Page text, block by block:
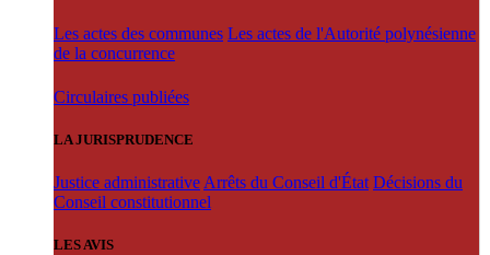
Les actes des communes Les actes de l'Autorité polynésienne
de la concurrence
Circulaires publiées
LA JURISPRUDENCE
Justice administrative Arrêts du Conseil d'État Décisions du
Conseil constitutionnel
LES AVIS